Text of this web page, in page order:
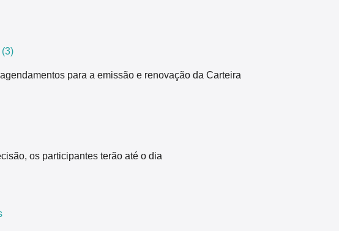
para a emissão e renovação da Carteira
os participantes terão até o dia